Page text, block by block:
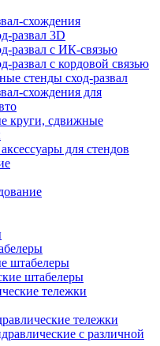
схождения
развал 3D
развал с ИК-связью
развал с кордовой связью
стенды сход-развал
схождения для
круги, сдвижные
для стендов
штабелеры
штабелеры
тележки
тележки
с различной